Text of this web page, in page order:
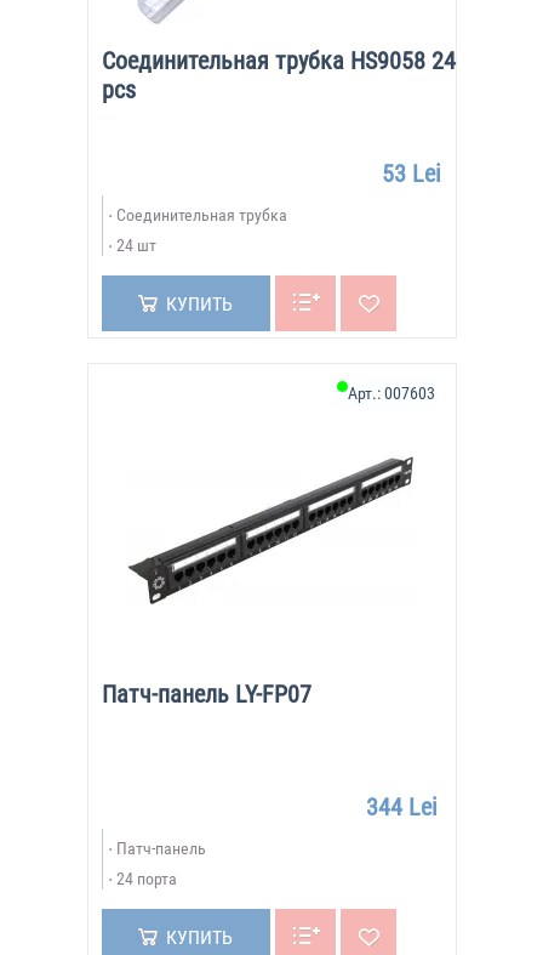
Соединительная трубка HS9058 24
pcs
53 Lei
Соединительная трубка
24 шт
КУПИТЬ
Патч-панель LY-FP07
Арт.:007603
344 Lei
Патч-панель
24 порта
КУПИТЬ